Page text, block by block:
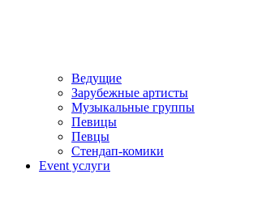
Ведущие
Зарубежные артисты
Музыкальные группы
Певицы
Певцы
Стендап-комики
Event услуги